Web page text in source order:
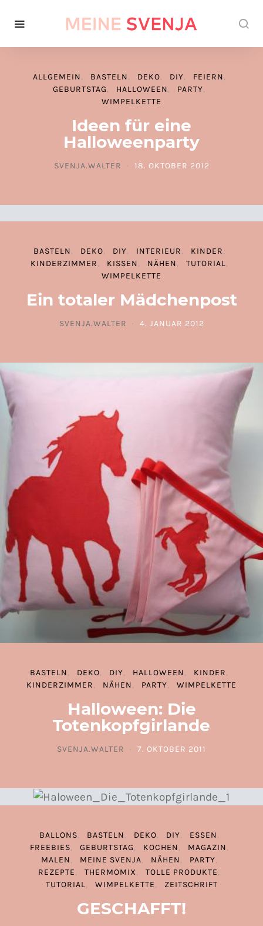
ALLGEMEIN BASTELN DEKO DIY
FEIERN
GEBURTSTAG
HALLOWEEN
PARTY
WIMPELKETTE
Ideen für eine
Halloweenparty
SVENJA.WALTER
POSTED ON
18. OKTOBER 2012
BASTELN DEKO DIY INTERIEUR
KINDER
KINDERZIMMER
KISSEN NÄHEN
TUTORIAL
WIMPELKETTE
Ein totaler Mädchenpost
SVENJA.WALTER
POSTED ON
4. JANUAR 2012
BASTELN DEKO DIY HALLOWEEN
KINDER
KINDERZIMMER
NÄHEN PARTY WIMPELKETTE
Halloween: Die
Totenkopfgirlande
SVENJA.WALTER
POSTED ON
7. OKTOBER 2011
BALLONS BASTELN DEKO DIY
ESSEN
FREEBIES
GEBURTSTAG KOCHEN
MAGAZIN
MALEN
MEINE SVENJA NÄHEN
PARTY
REZEPTE
THERMOMIX
TOLLE PRODUKTE
TUTORIAL
WIMPELKETTE ZEITSCHRIFT
GESCHAFFT!